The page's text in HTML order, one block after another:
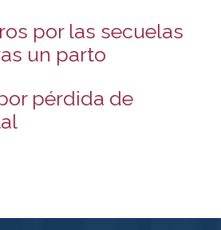
por las secuelas
un parto
pérdida de